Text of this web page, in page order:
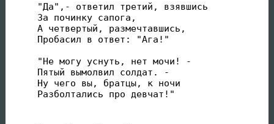
"Да",- ответил третий, взявшись
За починку сапога,
А четвертый, размечтавшись,
Пробасил в ответ: "Ага!"
"Не могу уснуть, нет мочи! -
Пятый вымолвил солдат. -
Ну чего вы, братцы, к ночи
Разболтались про девчат!"